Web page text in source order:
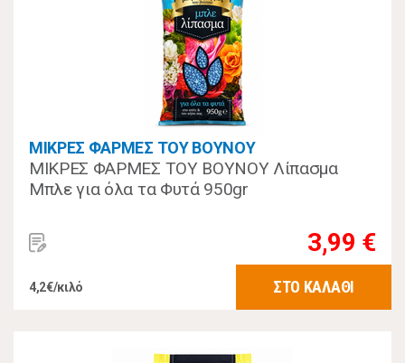
ΜΙΚΡΕΣ ΦΑΡΜΕΣ ΤΟΥ ΒΟΥΝΟΥ
ΜΙΚΡΕΣ ΦΑΡΜΕΣ ΤΟΥ ΒΟΥΝΟΥ Λίπασμα
Μπλε για όλα τα Φυτά 950gr
3,99 €
4,2€/κιλό ΣΤΟ ΚΑΛΑΘΙ